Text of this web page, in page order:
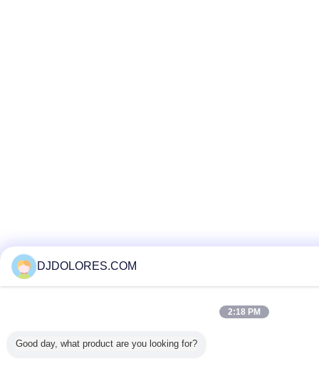
DJDOLORES.COM
2:18 PM
Good day, what product are you looking for?